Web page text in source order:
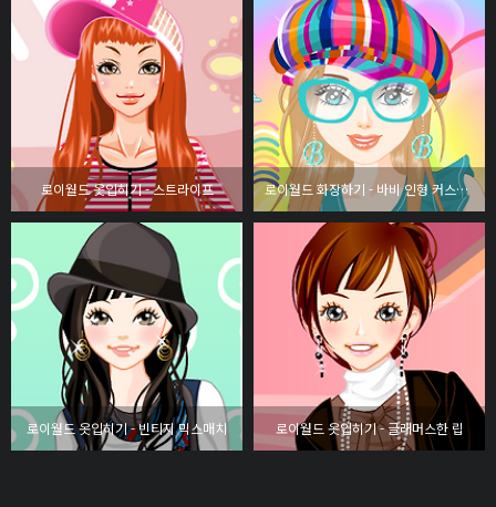
로이월드 옷입히기 - 스트라이프 로이월드 화장하기 - 바비 인형 커스텀하기
로이월드 옷입히기 - 빈티지 믹스매치 로이월드 옷입히기 - 글래머스한 립